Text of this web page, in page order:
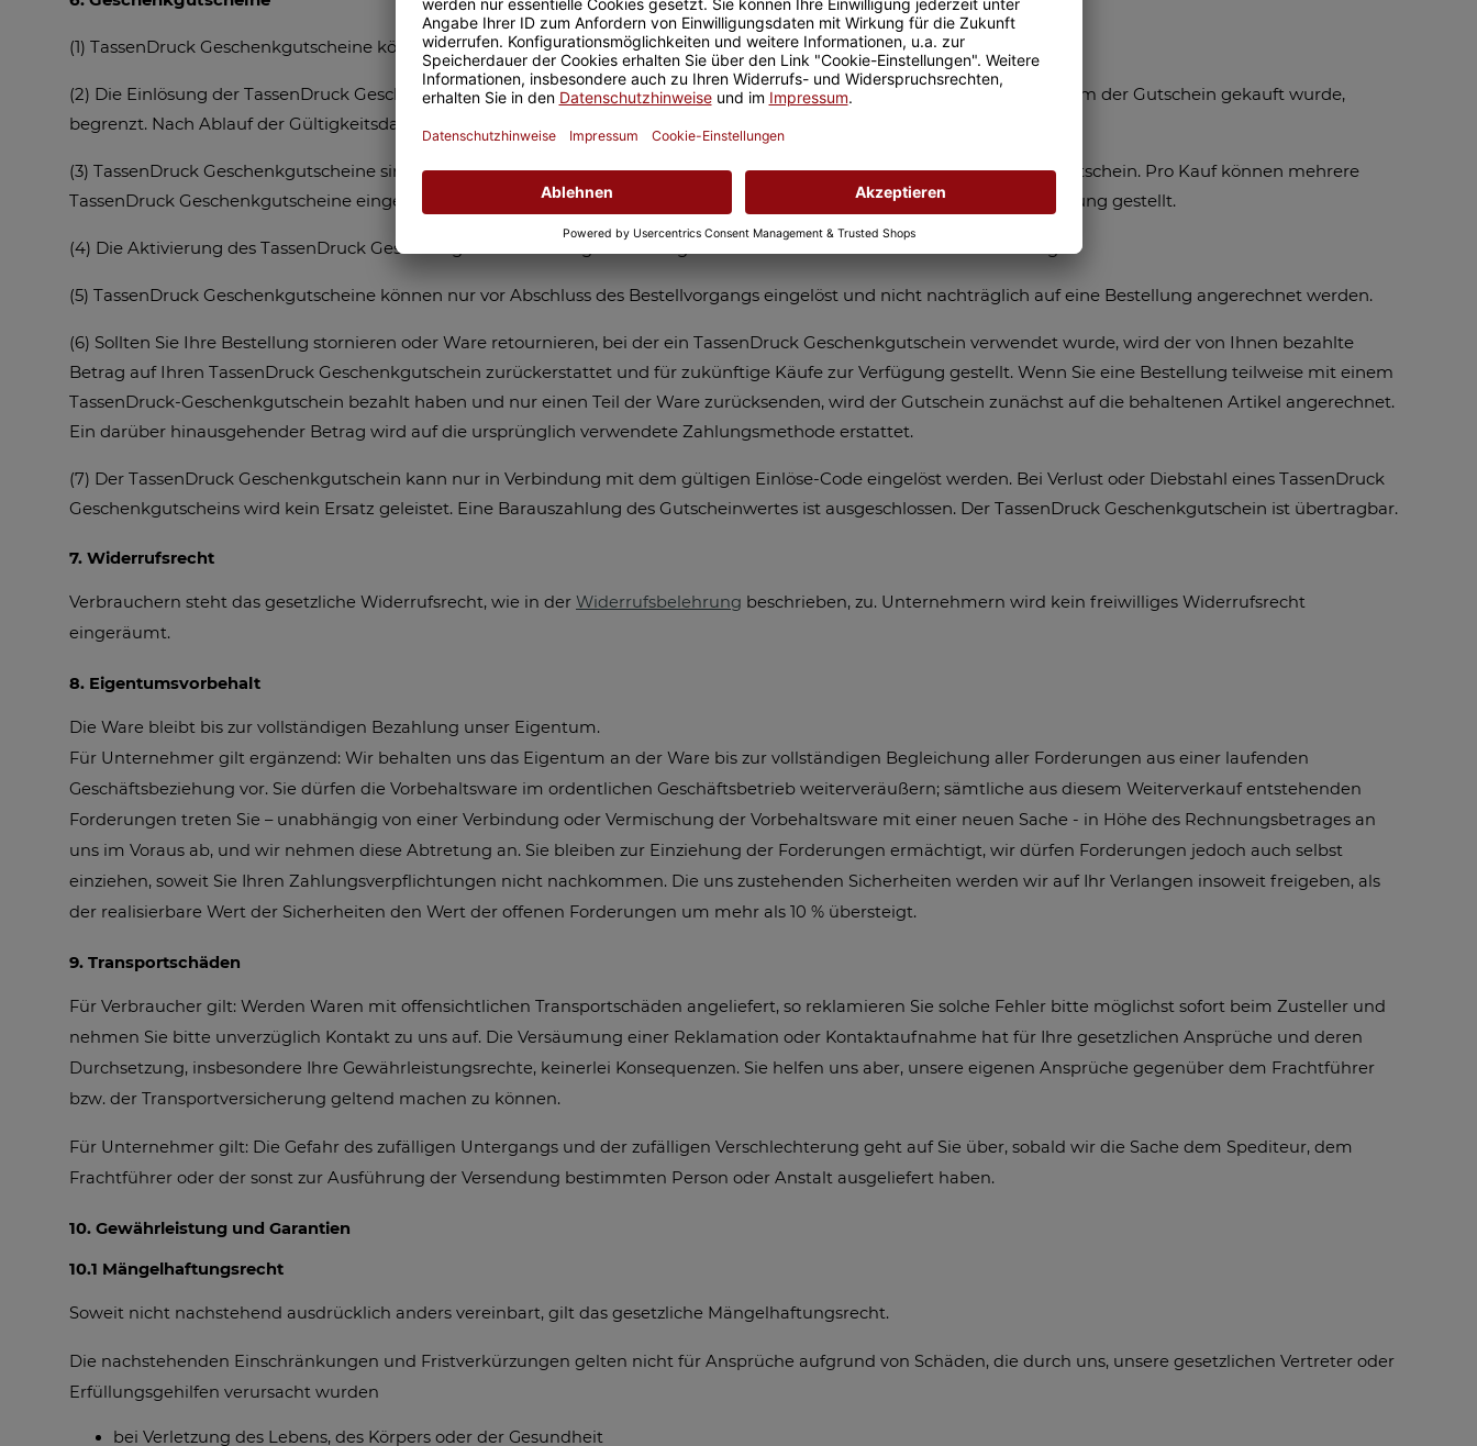
(1) TassenDruck Geschenkgutscheine können aufhttps://tassendruck.deeingelöst werden.
(2) Die Einlösung der TassenDruck Geschenkgutscheine ist zeitlich auf 3 (drei) Jahre ab dem Ende des Kalenderjahres, in dem der Gutschein gekauft wurde,
begrenzt. Nach Ablauf der Gültigkeitsdauer verfällt der Gutschein.
(3) TassenDruck Geschenkgutscheine sind beschränkt auf einen maximalen Wert von € 100,- pro TassenDruck Geschenkgutschein. Pro Kauf können mehrere
TassenDruck Geschenkgutscheine eingelöst werden. Ein etwaig verbleibender Betrag wird für zukünftige Käufe zur Verfügung gestellt.
(4) Die Aktivierung des TassenDruck Geschenkgutscheins erfolgt in der Regel innerhalb von 24 Stunden nach Bezahlung.
(5) TassenDruck Geschenkgutscheine können nur vor Abschluss des Bestellvorgangs eingelöst und nicht nachträglich auf eine Bestellung angerechnet werden.
(6) Sollten Sie Ihre Bestellung stornieren oder Ware retournieren, bei der ein TassenDruck Geschenkgutschein verwendet wurde, wird der von Ihnen bezahlte
Betrag auf Ihren TassenDruck Geschenkgutschein zurückerstattet und für zukünftige Käufe zur Verfügung gestellt. Wenn Sie eine Bestellung teilweise mit einem
TassenDruck-Geschenkgutschein bezahlt haben und nur einen Teil der Ware zurücksenden, wird der Gutschein zunächst auf die behaltenen Artikel angerechnet.
Ein darüber hinausgehender Betrag wird auf die ursprünglich verwendete Zahlungsmethode erstattet.
(7) Der TassenDruck Geschenkgutschein kann nur in Verbindung mit dem gültigen Einlöse-Code eingelöst werden. Bei Verlust oder Diebstahl eines TassenDruck
Geschenkgutscheins wird kein Ersatz geleistet. Eine Barauszahlung des Gutscheinwertes ist ausgeschlossen. Der TassenDruck Geschenkgutschein ist übertragbar.
7. Widerrufsrecht
Verbrauchern steht das gesetzliche Widerrufsrecht, wie in der Widerrufsbelehrung beschrieben, zu. Unternehmern wird kein freiwilliges Widerrufsrecht
eingeräumt.
8. Eigentumsvorbehalt
Die Ware bleibt bis zur vollständigen Bezahlung unser Eigentum.
Für Unternehmer gilt ergänzend: Wir behalten uns das Eigentum an der Ware bis zur vollständigen Begleichung aller Forderungen aus einer laufenden
Geschäftsbeziehung vor. Sie dürfen die Vorbehaltsware im ordentlichen Geschäftsbetrieb weiterveräußern; sämtliche aus diesem Weiterverkauf entstehenden
Forderungen treten Sie – unabhängig von einer Verbindung oder Vermischung der Vorbehaltsware mit einer neuen Sache - in Höhe des Rechnungsbetrages an
uns im Voraus ab, und wir nehmen diese Abtretung an. Sie bleiben zur Einziehung der Forderungen ermächtigt, wir dürfen Forderungen jedoch auch selbst
einziehen, soweit Sie Ihren Zahlungsverpflichtungen nicht nachkommen. Die uns zustehenden Sicherheiten werden wir auf Ihr Verlangen insoweit freigeben, als
der realisierbare Wert der Sicherheiten den Wert der offenen Forderungen um mehr als 10 % übersteigt.
9. Transportschäden
Für Verbraucher gilt: Werden Waren mit offensichtlichen Transportschäden angeliefert, so reklamieren Sie solche Fehler bitte möglichst sofort beim Zusteller und
nehmen Sie bitte unverzüglich Kontakt zu uns auf. Die Versäumung einer Reklamation oder Kontaktaufnahme hat für Ihre gesetzlichen Ansprüche und deren
Durchsetzung, insbesondere Ihre Gewährleistungsrechte, keinerlei Konsequenzen. Sie helfen uns aber, unsere eigenen Ansprüche gegenüber dem Frachtführer
bzw. der Transportversicherung geltend machen zu können.
Für Unternehmer gilt: Die Gefahr des zufälligen Untergangs und der zufälligen Verschlechterung geht auf Sie über, sobald wir die Sache dem Spediteur, dem
Frachtführer oder der sonst zur Ausführung der Versendung bestimmten Person oder Anstalt ausgeliefert haben.
10. Gewährleistung und Garantien​​​​​​​
10.1 Mängelhaftungsrecht
Soweit nicht nachstehend ausdrücklich anders vereinbart, gilt das gesetzliche Mängelhaftungsrecht.
Die nachstehenden Einschränkungen und Fristverkürzungen gelten nicht für Ansprüche aufgrund von Schäden, die durch uns, unsere gesetzlichen Vertreter oder
Erfüllungsgehilfen verursacht wurden
bei Verletzung des Lebens, des Körpers oder der Gesundheit